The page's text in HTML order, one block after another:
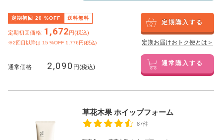
定期初回 20 %OFF 送料無料
定期初回価格: 1,672円(税込)
※2回目以降は 15 %OFF 1,776円(税込)
定期購入する
定期お届けおトク便とは＞
通常価格 2,090 円(税込) 通常購入する
草花木果 ホイップフォーム
87件